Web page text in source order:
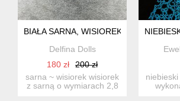
BIAŁA SARNA, WISIOREK
Delfina Dolls
180 zł
200 zł
sarna ~ wisiorek wisiorek
z sarną o wymiarach 2,8